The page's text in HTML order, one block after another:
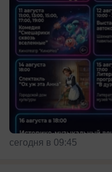
сегодня в 09:45